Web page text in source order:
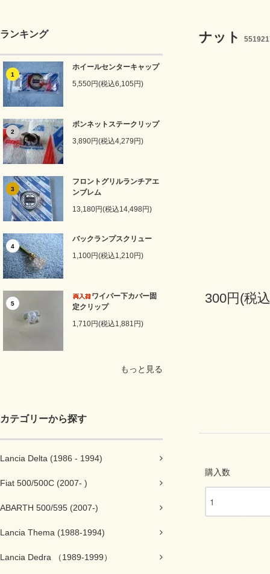
ランキング
1
ホイールセンターキャップ
5,550円(税込6,105円)
2
ボンネットステークリップ
3,890円(税込4,279円)
3
フロントグリルランチアエ
ンブレム
13,180円(税込14,498円)
4
バックランプスクリュー
1,100円(税込1,210円)
5
ワイパー下カバー固
定クリップ
1,710円(税込1,881円)
もっと見る
カテゴリーから探す
Lancia Delta (1986 - 1994)
Fiat 500/500C (2007- )
ABARTH 500/595 (2007-)
Lancia Thema (1988-1994)
Lancia Dedra （1989-1999）
ナット
300円(税
購入数